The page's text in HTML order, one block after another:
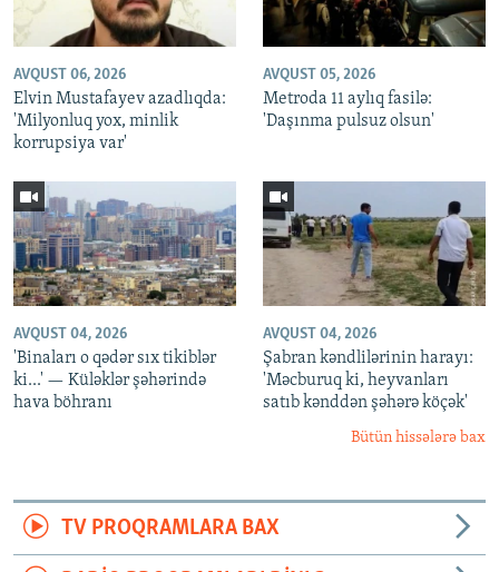
AVQUST 06, 2026
Elvin Mustafayev azadlıqda:
'Milyonluq yox, minlik
korrupsiya var'
AVQUST 05, 2026
Metroda 11 aylıq fasilə:
'Daşınma pulsuz olsun'
AVQUST 04, 2026
'Binaları o qədər sıx tikiblər
ki...' — Küləklər şəhərində
hava böhranı
AVQUST 04, 2026
Şabran kəndlilərinin harayı:
'Məcburuq ki, heyvanları
satıb kənddən şəhərə köçək'
Bütün hissələrə bax
TV PROQRAMLARA BAX